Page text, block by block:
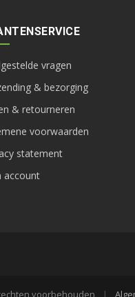
vragen
& bezorging
& retourneren
voorwaarden
statement
account
voorbehouden |